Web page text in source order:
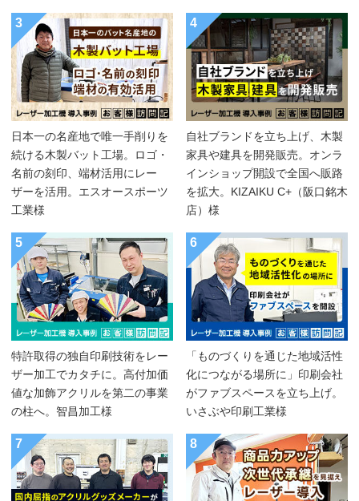
3
日本一の名産地で唯一手削りを
続ける木製バット工場。ロゴ・
名前の刻印、端材活用にレー
ザーを活用。エスオースポーツ
工業様
4
自社ブランドを立ち上げ、木製
家具や建具を開発販売。オンラ
インショップ開設で全国へ販路
を拡大。KIZAIKU C+（阪口銘木
店）様
5
特許取得の独自印刷技術をレー
ザー加工でカタチに。高付加価
値な加飾アクリルを第二の事業
の柱へ。智昌加工様
6
「ものづくりを通じた地域活性
化につながる場所に」印刷会社
がファブスペースを立ち上げ。
いさぶや印刷工業様
7 8